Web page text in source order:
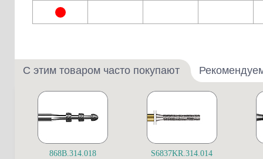
С этим товаром часто покупают
868B.314.018 S6837KR.314.014